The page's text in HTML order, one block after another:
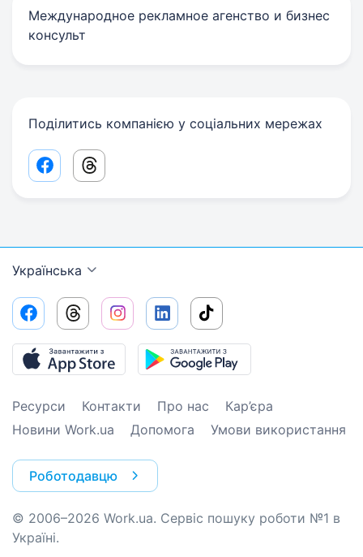
Международное рекламное агенство и бизнес
консульт
Поділитись компанією у соціальних мережах
Facebook share link
Threads share link
Українська
Ресурси Контакти Про нас
Кар’єра
Новини Work.ua
Допомога Умови використання
Роботодавцю
© 2006–2026 Work.ua. Сервіс пошуку роботи №1 в
Україні.